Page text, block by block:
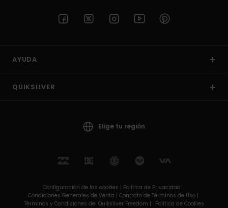
AYUDA
QUIKSILVER
Elige tu región
Configuración de las cookies | Política de Privacidad |
Condiciones Generales de Venta | Contrato de Términos de Uso |
Términos y Condiciones del Quiksilver Freedom |
Política de Cookies